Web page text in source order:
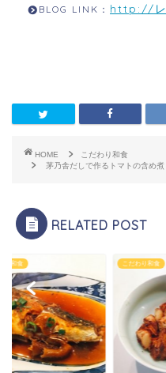
BLOG LINK： http://レ
HOME
こだわり和食
茅乃舎だしで作るトマトの含め
RELATED POST
り和食 こだわり和食